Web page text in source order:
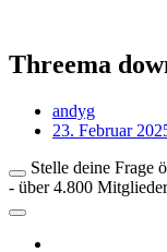
Threema
andyg
23. Februar
Stelle deine Frage
- über 4.800